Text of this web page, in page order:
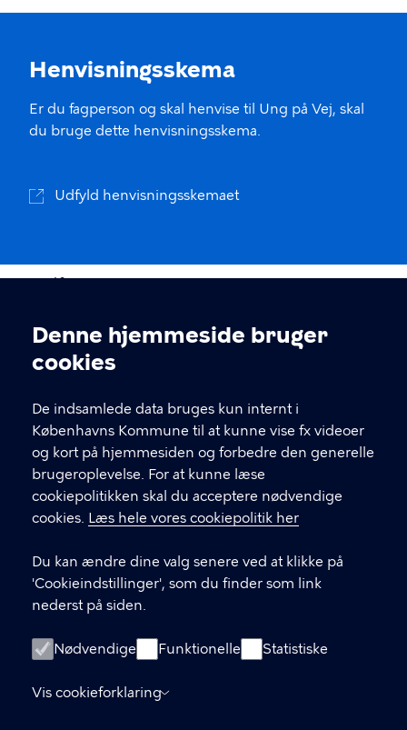
Cookieindstillinger
Denne hjemmeside bruger
cookies
De indsamlede data bruges kun internt i
Københavns Kommune til at kunne vise fx videoer
og kort på hjemmesiden og forbedre den generelle
brugeroplevelse. For at kunne læse
cookiepolitikken skal du acceptere nødvendige
cookies. Læs hele vores cookiepolitik her
Du kan ændre dine valg senere ved at klikke på
'Cookieindstillinger', som du finder som link
nederst på siden.
Nødvendige Funktionelle Statistiske
Vis cookieforklaring
Henvisningsskema
Er du fagperson og skal henvise til Ung på Vej, skal
du bruge dette henvisningsskema.
Udfyld henvisningsskemaet
Center for Mental Sundhed –
Kbh
Mimersgade 41, 2. sal, 2200 København N
Vesterbrogade 121, 1, 1620 København V
KONTAKT
33 17 22 00
LINKS